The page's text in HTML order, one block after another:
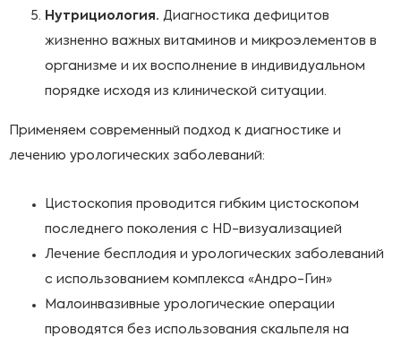
Нутрициология. Диагностика дефицитов
жизненно важных витаминов и микроэлементов в
организме и их восполнение в индивидуальном
порядке исходя из клинической ситуации.
Применяем современный подход к диагностике и
лечению урологических заболеваний:
Цистоскопия проводится гибким цистоскопом
последнего поколения с HD-визуализацией
Л ечение бесплодия и урологических заболеваний
с использованием комплекса «Андро-Гин»
Малоинвазивные урологические операции
проводятся без использования скальпеля на